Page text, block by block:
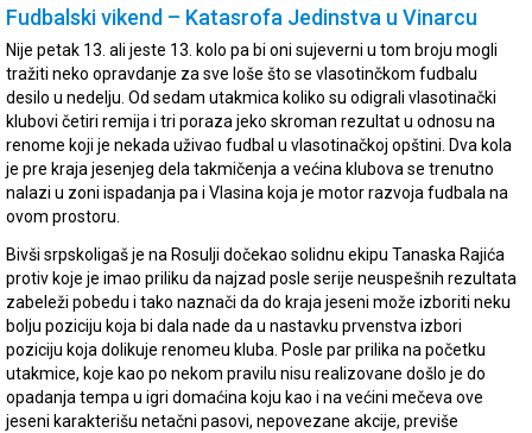
Fudbalski vikend – Katasrofa Jedinstva u Vinarcu
Nije petak 13. ali jeste 13. kolo pa bi oni sujeverni u tom broju mogli
tražiti neko opravdanje za sve loše što se vlasotinčkom fudbalu
desilo u nedelju. Od sedam utakmica koliko su odigrali vlasotinački
klubovi četiri remija i tri poraza jeko skroman rezultat u odnosu na
renome koji je nekada uživao fudbal u vlasotinačkoj opštini. Dva kola
je pre kraja jesenjeg dela takmičenja a većina klubova se trenutno
nalazi u zoni ispadanja pa i Vlasina koja je motor razvoja fudbala na
ovom prostoru.
Bivši srpskoligaš je na Rosulji dočekao solidnu ekipu Tanaska Rajića
protiv koje je imao priliku da najzad posle serije neuspešnih rezultata
zabeleži pobedu i tako naznači da do kraja jeseni može izboriti neku
bolju poziciju koja bi dala nade da u nastavku prvenstva izbori
poziciju koja dolikuje renomeu kluba. Posle par prilika na početku
utakmice, koje kao po nekom pravilu nisu realizovane došlo je do
opadanja tempa u igri domaćina koju kao i na većini mečeva ove
jeseni karakterišu netačni pasovi, nepovezane akcije, previše